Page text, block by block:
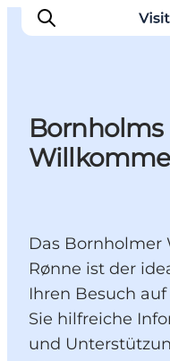
Inspiration
Reiseplanung
Bornholms
Das
Rønne ist der
Ihren Besuch
Sie hilfreiche
und